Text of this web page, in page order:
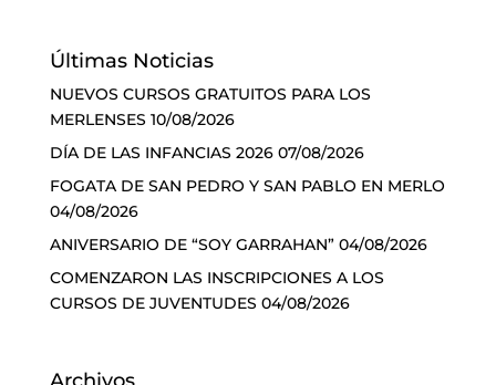
Últimas Noticias
NUEVOS CURSOS GRATUITOS PARA LOS
MERLENSES 10/08/2026
DÍA DE LAS INFANCIAS 2026 07/08/2026
FOGATA DE SAN PEDRO Y SAN PABLO EN MERLO
04/08/2026
ANIVERSARIO DE “SOY GARRAHAN” 04/08/2026
COMENZARON LAS INSCRIPCIONES A LOS
CURSOS DE JUVENTUDES 04/08/2026